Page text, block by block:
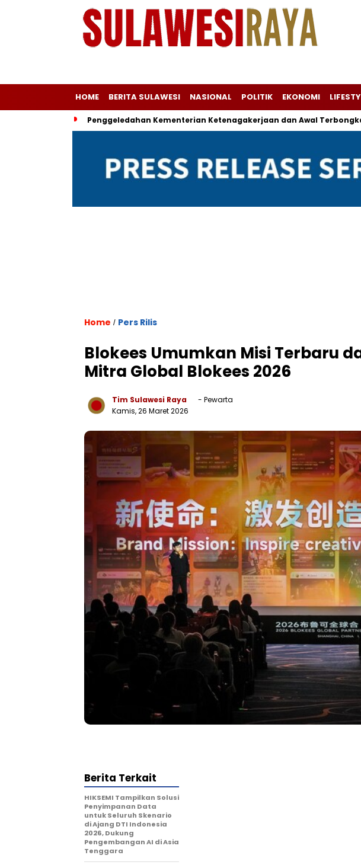
HOME BERITA SULAWESI NASIONAL POLITIK EKONOMI
Penggeledahan Kementerian Ketenagakerjaan dan Awal
Home / Pers Rilis
Blokees Umumkan Misi Terbaru
Mitra Global Blokees 2026
Tim Sulawesi Raya
- Pewarta
Kamis, 26 Maret 2026
Berita Terkait
HIKSEMI Tampilkan Solusi
Penyimpanan Data
untuk Seluruh Skenario
di Ajang DTI Indonesia
2026, Dukung
Pengembangan AI di Asia
Tenggara